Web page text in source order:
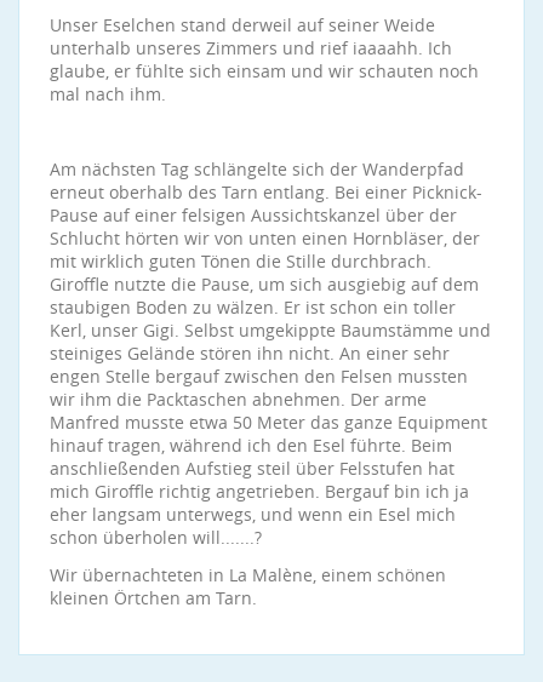
Unser Eselchen stand derweil auf seiner Weide
unterhalb unseres Zimmers und rief iaaaahh. Ich
glaube, er fühlte sich einsam und wir schauten noch
mal nach ihm.
Am nächsten Tag schlängelte sich der Wanderpfad
erneut oberhalb des Tarn entlang. Bei einer Picknick-
Pause auf einer felsigen Aussichtskanzel über der
Schlucht hörten wir von unten einen Hornbläser, der
mit wirklich guten Tönen die Stille durchbrach.
Giroffle nutzte die Pause, um sich ausgiebig auf dem
staubigen Boden zu wälzen. Er ist schon ein toller
Kerl, unser Gigi. Selbst umgekippte Baumstämme und
steiniges Gelände stören ihn nicht. An einer sehr
engen Stelle bergauf zwischen den Felsen mussten
wir ihm die Packtaschen abnehmen. Der arme
Manfred musste etwa 50 Meter das ganze Equipment
hinauf tragen, während ich den Esel führte. Beim
anschließenden Aufstieg steil über Felsstufen hat
mich Giroffle richtig angetrieben. Bergauf bin ich ja
eher langsam unterwegs, und wenn ein Esel mich
schon überholen will.......?
Wir übernachteten in La Malène, einem schönen
kleinen Örtchen am Tarn.